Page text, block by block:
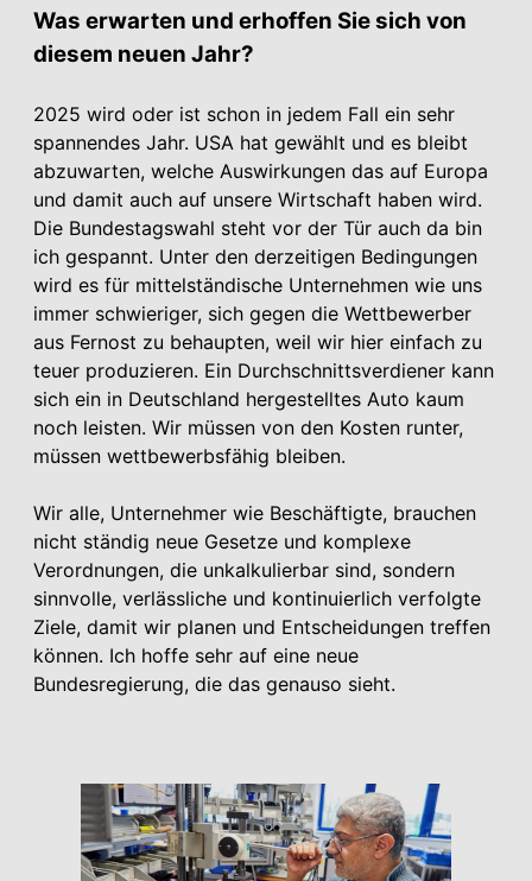
Was erwarten und erhoffen Sie sich von
diesem neuen Jahr?
2025 wird oder ist schon in jedem Fall ein sehr
spannendes Jahr. USA hat gewählt und es bleibt
abzuwarten, welche Auswirkungen das auf Europa
und damit auch auf unsere Wirtschaft haben wird.
Die Bundestagswahl steht vor der Tür auch da bin
ich gespannt. Unter den derzeitigen Bedingungen
wird es für mittelständische Unternehmen wie uns
immer schwieriger, sich gegen die Wettbewerber
aus Fernost zu behaupten, weil wir hier einfach zu
teuer produzieren. Ein Durchschnittsverdiener kann
sich ein in Deutschland hergestelltes Auto kaum
noch leisten. Wir müssen von den Kosten runter,
müssen wettbewerbsfähig bleiben.
Wir alle, Unternehmer wie Beschäftigte, brauchen
nicht ständig neue Gesetze und komplexe
Verordnungen, die unkalkulierbar sind, sondern
sinnvolle, verlässliche und kontinuierlich verfolgte
Ziele, damit wir planen und Entscheidungen treffen
können. Ich hoffe sehr auf eine neue
Bundesregierung, die das genauso sieht.